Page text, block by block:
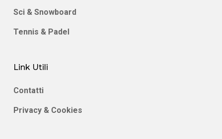
Sci & Snowboard
Tennis & Padel
Link Utili
Contatti
Privacy & Cookies